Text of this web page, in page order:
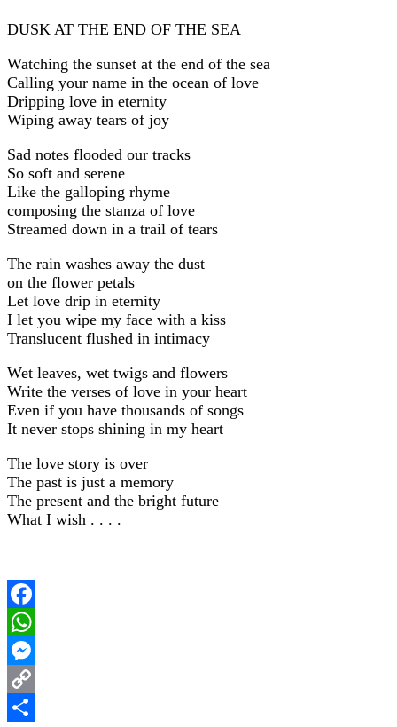
DUSK AT THE END OF THE SEA
Watching the sunset at the end of the sea
Calling your name in the ocean of love
Dripping love in eternity
Wiping away tears of joy
Sad notes flooded our tracks
So soft and serene
Like the galloping rhyme
composing the stanza of love
Streamed down in a trail of tears
The rain washes away the dust
on the flower petals
Let love drip in eternity
I let you wipe my face with a kiss
Translucent flushed in intimacy
Wet leaves, wet twigs and flowers
Write the verses of love in your heart
Even if you have thousands of songs
It never stops shining in my heart
The love story is over
The past is just a memory
The present and the bright future
What I wish . . . .
Facebook
WhatsApp
Messenger
Copy